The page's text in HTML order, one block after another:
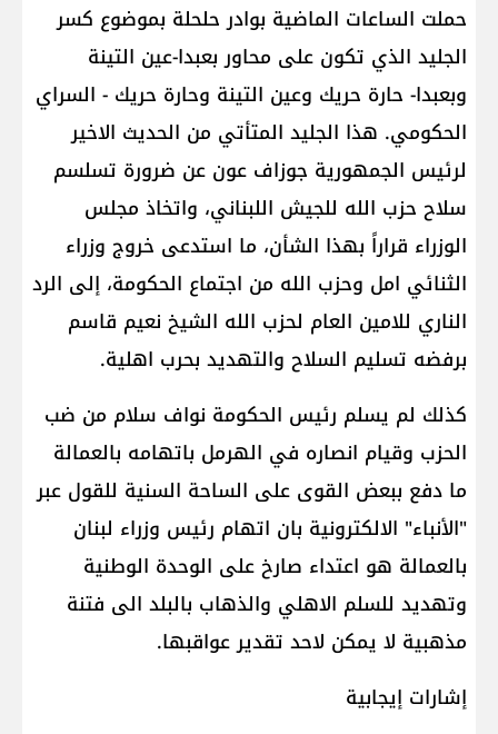
حملت الساعات الماضية بوادر حلحلة بموضوع كسر
الجليد الذي تكون على محاور بعبدا-عين التينة
وبعبدا- حارة حريك وعين التينة وحارة حريك - السراي
الحكومي. هذا الجليد المتأتي من الحديث الاخير
لرئيس الجمهورية جوزاف عون عن ضرورة تسلسم
سلاح حزب الله للجيش اللبناني، واتخاذ مجلس
الوزراء قراراً بهذا الشأن، ما استدعى خروج وزراء
الثنائي امل وحزب الله من اجتماع الحكومة، إلى الرد
الناري للامين العام لحزب الله الشيخ نعيم قاسم
برفضه تسليم السلاح والتهديد بحرب اهلية.
كذلك لم يسلم رئيس الحكومة نواف سلام من ضب
الحزب وقيام انصاره في الهرمل باتهامه بالعمالة
ما دفع ببعض القوى على الساحة السنية للقول عبر
"الأنباء" الالكترونية بان اتهام رئيس وزراء لبنان
بالعمالة هو اعتداء صارخ على الوحدة الوطنية
وتهديد للسلم الاهلي والذهاب بالبلد الى فتنة
مذهبية لا يمكن لاحد تقدير عواقبها.
إشارات إيجابية